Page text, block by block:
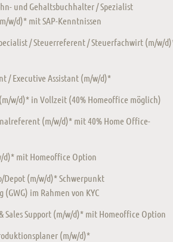
und Gehaltsbuchhalter / Spezialist
w/d)* mit SAP-Kenntnissen
/ Steuerreferent / Steuerfachwirt (m/w/
/ Executive Assistant (m/w/d)*
w/d)* in Vollzeit (40% Homeoffice möglich)
(m/w/d)* mit 40% Home Office-
d)* mit Homeoffice Option
Depot (m/w/d)* Schwerpunkt
im Rahmen von KYC
Sales Support (m/w/d)* mit Homeoffice Option
(m/w/d)*